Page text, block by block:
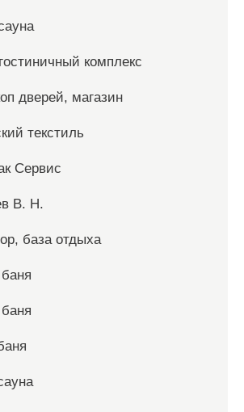
комплекс
дверей, магазин
текстиль
Сервис
В. Н.
база отдыха